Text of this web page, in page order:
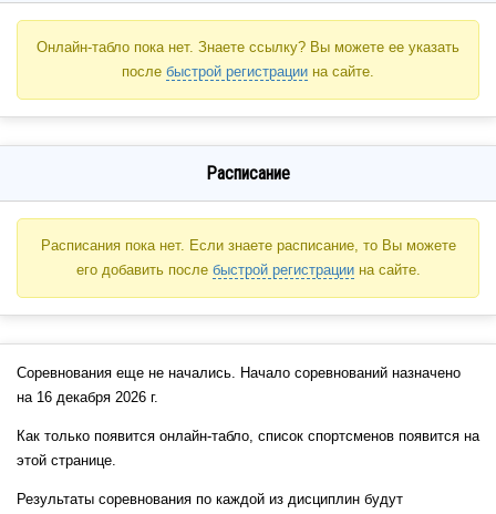
Онлайн-табло пока нет. Знаете ссылку? Вы можете ее указать
после быстрой регистрации на сайте.
Расписание
Расписания пока нет. Если знаете расписание, то Вы можете
его добавить после быстрой регистрациина сайте.
Соревнования еще не начались. Начало соревнований назначено
на 16 декабря 2026 г.
Как только появится онлайн-табло, список спортсменов появится на
этой странице.
Результаты соревнования по каждой из дисциплин будут